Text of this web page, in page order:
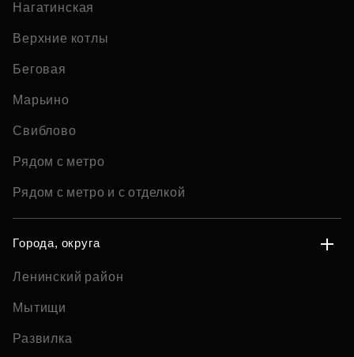
Нагатинская
Верхние котлы
Беговая
Марьино
Свиблово
Рядом с метро
Рядом с метро и с отделкой
Города, округа
Ленинский район
Мытищи
Развилка